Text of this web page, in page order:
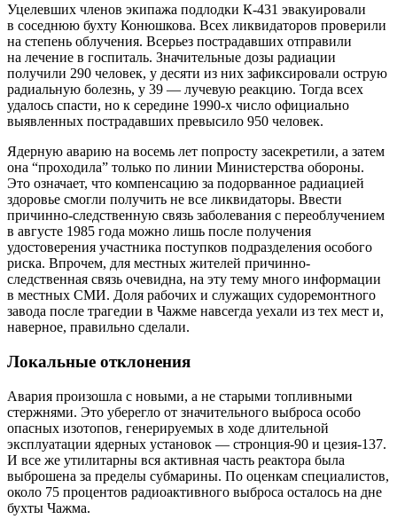
Уцелевших членов экипажа подлодки К-431 эвакуировали
в соседнюю бухту Конюшкова. Всех ликвидаторов проверили
на степень облучения. Всерьез пострадавших отправили
на лечение в госпиталь. Значительные дозы радиации
получили 290 человек, у десяти из них зафиксировали острую
радиальную болезнь, у 39 — лучевую реакцию. Тогда всех
удалось спасти, но к середине 1990-х число официально
выявленных пострадавших превысило 950 человек.
Ядерную аварию на восемь лет попросту засекретили, а затем
она “проходила” только по линии Министерства обороны.
Это означает, что компенсацию за подорванное радиацией
здоровье смогли получить не все ликвидаторы. Ввести
причинно-следственную связь заболевания с переоблучением
в августе 1985 года можно лишь после получения
удостоверения участника поступков подразделения особого
риска. Впрочем, для местных жителей причинно-
следственная связь очевидна, на эту тему много информации
в местных СМИ. Доля рабочих и служащих судоремонтного
завода после трагедии в Чажме навсегда уехали из тех мест и,
наверное, правильно сделали.
Локальные отклонения
Авария произошла с новыми, а не старыми топливными
стержнями. Это уберегло от значительного выброса особо
опасных изотопов, генерируемых в ходе длительной
эксплуатации ядерных установок — стронция-90 и цезия-137.
И все же утилитарны вся активная часть реактора была
выброшена за пределы субмарины. По оценкам специалистов,
около 75 процентов радиоактивного выброса осталось на дне
бухты Чажма.